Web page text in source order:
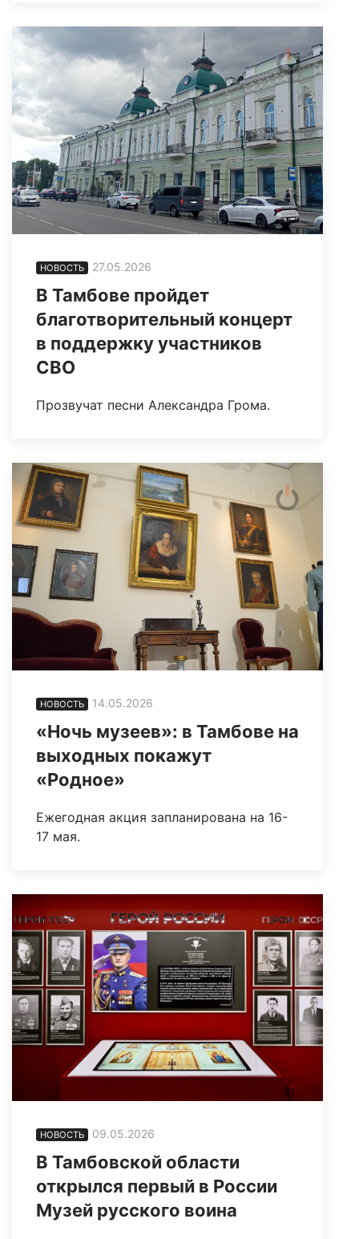
НОВОСТЬ 27.05.2026
В Тамбове пройдет
благотворительный концерт
в поддержку участников
СВО
Прозвучат песни Александра Грома.
НОВОСТЬ 14.05.2026
«Ночь музеев»: в Тамбове на
выходных покажут
«Родное»
Ежегодная акция запланирована на 16-
17 мая.
НОВОСТЬ 09.05.2026
В Тамбовской области
открылся первый в России
Музей русского воина